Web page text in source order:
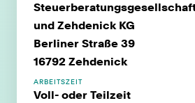
und Zehdenick KG
Berliner Straße 39
16792 Zehdenick
ARBEITSZEIT
Voll- oder Teilzeit